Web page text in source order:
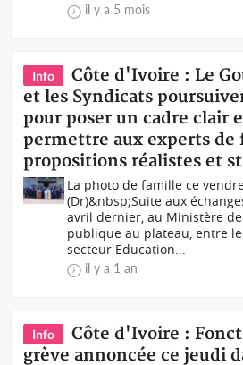
il y a 5 mois
Info
Côte d'Ivoire : Le
et les Syndicats
pour poser un cadre clair
permettre aux experts de
propositions réalistes et
La photo de famille ce
(Dr)&nbsp;Suite aux
avril dernier, au Ministère
publique au plateau, entre
secteur Education...
il y a 1 an
Info
Côte d'Ivoire :
grève annoncée ce jeudi